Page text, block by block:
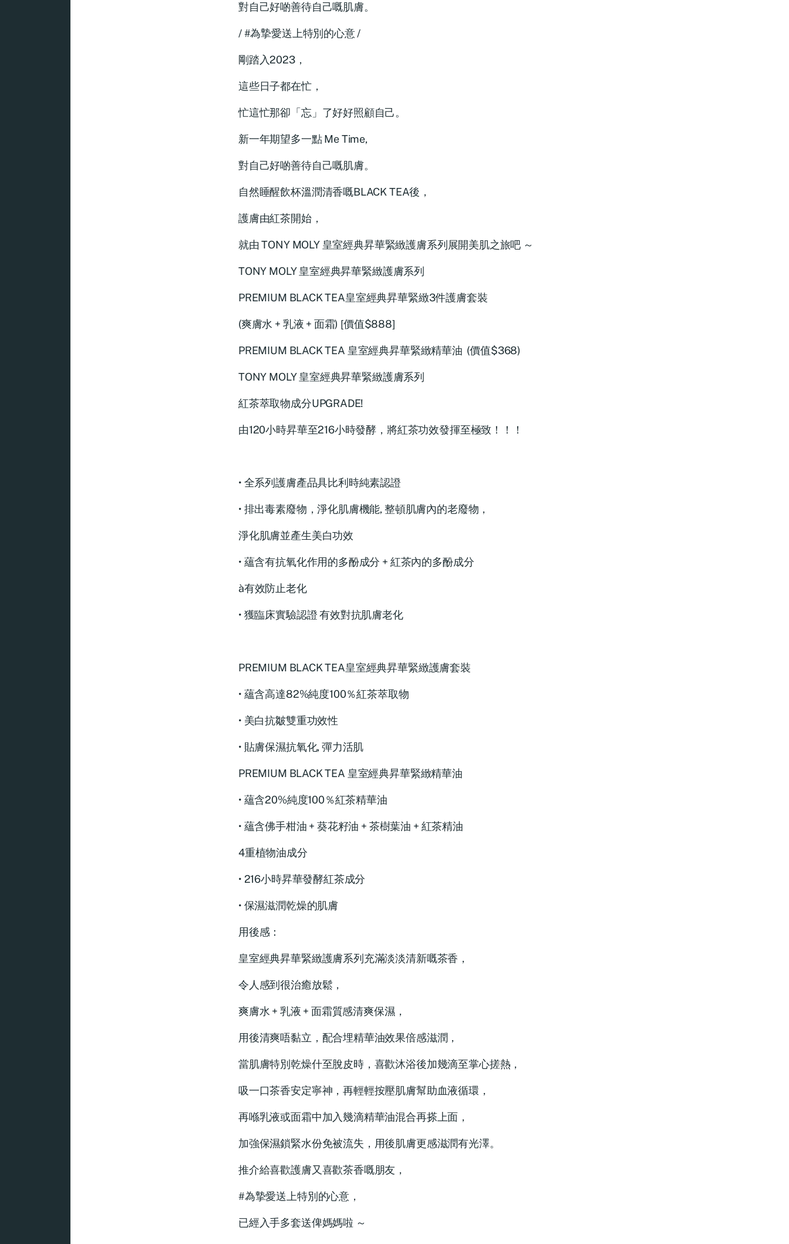
對自己好啲善待自己嘅肌膚。
/ #為摯愛送上特別的心意 /
剛踏入2023，
這些日子都在忙，
忙這忙那卻「忘」了好好照顧自己。
新一年期望多一點 Me Time,
對自己好啲善待自己嘅肌膚。
自然睡醒飲杯溫潤清香嘅BLACK TEA後，
護膚由紅茶開始，
就由 TONY MOLY 皇室經典昇華緊緻護膚系列展開美肌之旅吧 ～
TONY MOLY 皇室經典昇華緊緻護膚系列
PREMIUM BLACK TEA皇室經典昇華緊緻3件護膚套裝
(爽膚水 + 乳液 + 面霜) [價值$888]
PREMIUM BLACK TEA 皇室經典昇華緊緻精華油 (價值$368)
TONY MOLY 皇室經典昇華緊緻護膚系列
紅茶萃取物成分UPGRADE!
由120小時昇華至216小時發酵，將紅茶功效發揮至極致！！！
• 全系列護膚產品具比利時純素認證
• 排出毒素廢物，淨化肌膚機能, 整頓肌膚內的老廢物，
淨化肌膚並產生美白功效
• 蘊含有抗氧化作用的多酚成分 + 紅茶內的多酚成分
à有效防止老化
• 獲臨床實驗認證 有效對抗肌膚老化
PREMIUM BLACK TEA皇室經典昇華緊緻護膚套裝
• 蘊含高達82%純度100％紅茶萃取物
• 美白抗皺雙重功效性
• 貼膚保濕抗氧化, 彈力活肌
PREMIUM BLACK TEA 皇室經典昇華緊緻精華油
• 蘊含20%純度100％紅茶精華油
• 蘊含佛手柑油 + 葵花籽油 + 茶樹葉油 + 紅茶精油
4重植物油成分
• 216小時昇華發酵紅茶成分
• 保濕滋潤乾燥的肌膚
用後感：
皇室經典昇華緊緻護膚系列充滿淡淡清新嘅茶香，
令人感到很治癒放鬆，
爽膚水 + 乳液 + 面霜質感清爽保濕，
用後清爽唔黏立，配合埋精華油效果倍感滋潤，
當肌膚特別乾燥什至脫皮時，喜歡沐浴後加幾滴至掌心搓熱，
吸一口茶香安定寧神，再輕輕按壓肌膚幫助血液循環，
再喺乳液或面霜中加入幾滴精華油混合再搽上面，
加強保濕鎖緊水份免被流失，用後肌膚更感滋潤有光澤。
推介給喜歡護膚又喜歡茶香嘅朋友，
#為摯愛送上特別的心意，
已經入手多套送俾媽媽啦 ～